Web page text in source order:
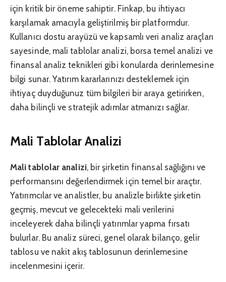
için kritik bir öneme sahiptir. Finkap, bu ihtiyacı
karşılamak amacıyla geliştirilmiş bir platformdur.
Kullanıcı dostu arayüzü ve kapsamlı veri analiz araçları
sayesinde, mali tablolar analizi, borsa temel analizi ve
finansal analiz teknikleri gibi konularda derinlemesine
bilgi sunar. Yatırım kararlarınızı desteklemek için
ihtiyaç duyduğunuz tüm bilgileri bir araya getirirken,
daha bilinçli ve stratejik adımlar atmanızı sağlar.
Mali Tablolar Analizi
Mali tablolar analizi, bir şirketin finansal sağlığını ve
performansını değerlendirmek için temel bir araçtır.
Yatırımcılar ve analistler, bu analizle birlikte şirketin
geçmiş, mevcut ve gelecekteki mali verilerini
inceleyerek daha bilinçli yatırımlar yapma fırsatı
bulurlar. Bu analiz süreci, genel olarak bilanço, gelir
tablosu ve nakit akış tablosunun derinlemesine
incelenmesini içerir.